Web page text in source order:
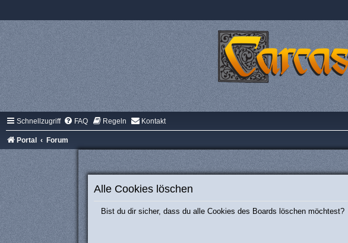
Schnellzugriff FAQ Regeln Kontakt
Portal Forum
Alle Cookies löschen
Bist du dir sicher, dass du alle Cookies des Boards löschen möchtest?